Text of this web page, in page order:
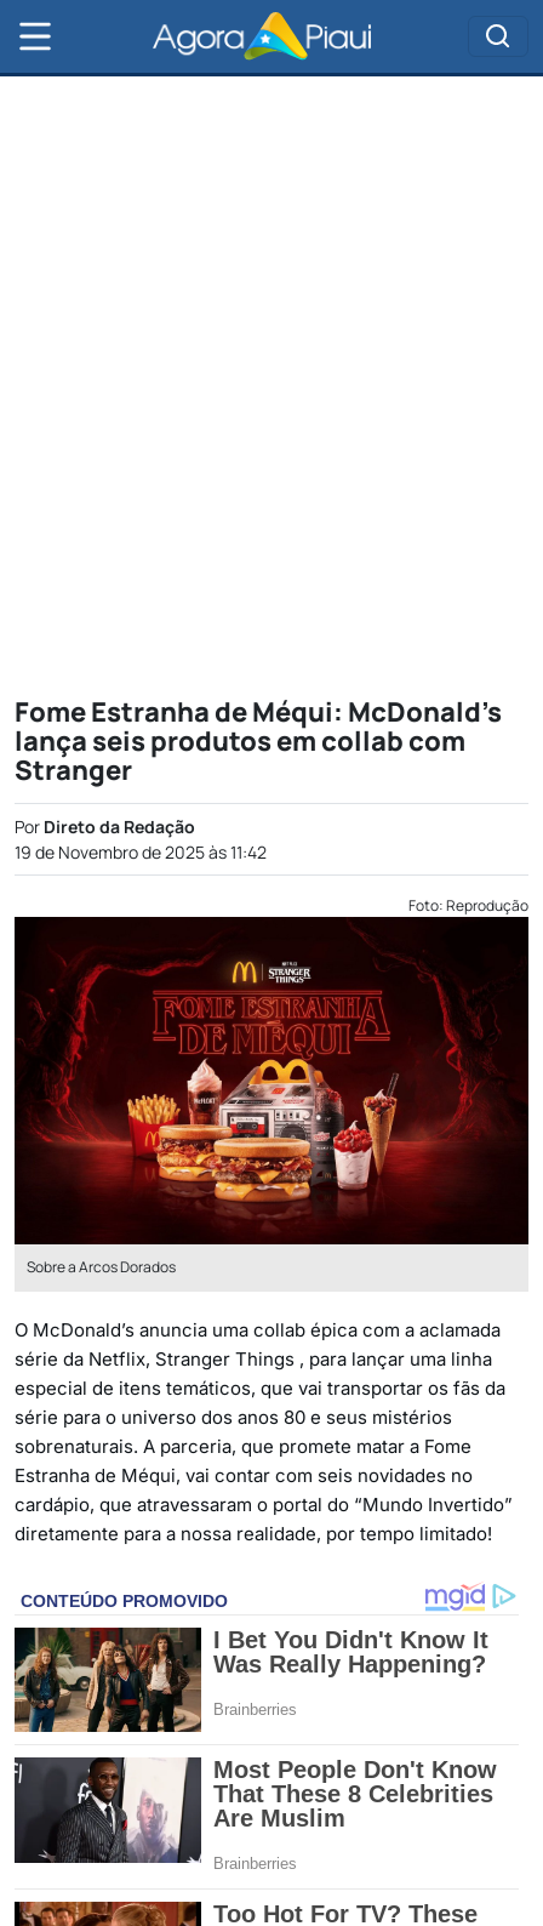
Fome Estranha de Méqui: McDonald’s
lança seis produtos em collab com
Stranger
Por Direto da Redação
19 de Novembro de 2025 às 11:42
Foto: Reprodução
Sobre a Arcos Dorados
O McDonald’s anuncia uma collab épica com a aclamada
série da Netflix, Stranger Things , para lançar uma linha
especial de itens temáticos, que vai transportar os fãs da
série para o universo dos anos 80 e seus mistérios
sobrenaturais. A parceria, que promete matar a Fome
Estranha de Méqui, vai contar com seis novidades no
cardápio, que atravessaram o portal do “Mundo Invertido”
diretamente para a nossa realidade, por tempo limitado!